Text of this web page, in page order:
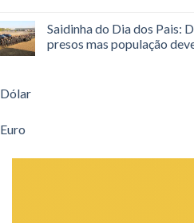
Saidinha do Dia dos Pais:
presos mas população
Dólar
Euro